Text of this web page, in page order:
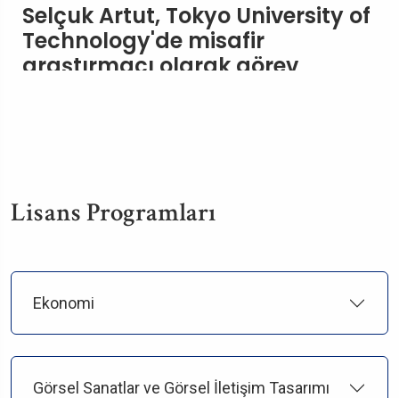
Selçuk Artut, Tokyo University of
Technology'de misafir
araştırmacı olarak görev
Lisans Programları
Ekonomi
Görsel Sanatlar ve Görsel İletişim Tasarımı